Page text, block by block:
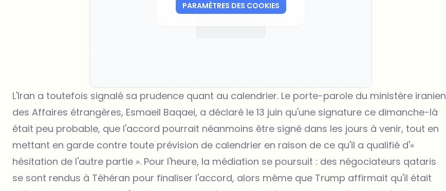
PARAMÈTRES DES COOKIES
L'Iran a toutefois signalé sa prudence quant au calendrier. Le porte-parole du ministère iranien
des Affaires étrangères, Esmaeil Baqaei, a déclaré le 13 juin qu'une signature ce dimanche-là
était peu probable, que l'accord pourrait néanmoins être signé dans les jours à venir, tout en
mettant en garde contre toute prévision de calendrier en raison de ce qu'il a qualifié d'«
hésitation de l'autre partie ». Pour l'heure, la médiation se poursuit : des négociateurs qataris
se sont rendus à Téhéran pour finaliser l'accord, alors même que Trump affirmait qu'il était